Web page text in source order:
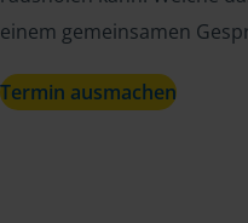
einem gemeinsamen
Termin ausmachen